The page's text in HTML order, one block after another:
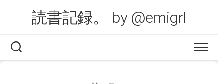
読書記録。 by @emigrl